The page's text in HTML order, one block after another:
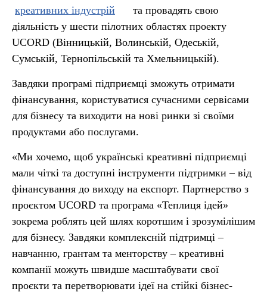
креативних індустрій
та провадять свою
діяльність у шести пілотних областях проекту
UCORD (Вінницькій, Волинській, Одеській,
Сумській, Тернопільській та Хмельницькій).
Завдяки програмі підприємці зможуть отримати
фінансування, користуватися сучасними сервісами
для бізнесу та виходити на нові ринки зі своїми
продуктами або послугами.
«Ми хочемо, щоб українські креативні підприємці
мали чіткі та доступні інструменти підтримки – від
фінансування до виходу на експорт. Партнерство з
проєктом UCORD та програма «Теплиця ідей»
зокрема роблять цей шлях коротшим і зрозумілішим
для бізнесу. Завдяки комплексній підтримці –
навчанню, грантам та менторству – креативні
компанії можуть швидше масштабувати свої
проєкти та перетворювати ідеї на стійкі бізнес-